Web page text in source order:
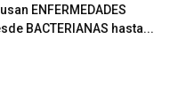
ENFERMEDADES
BACTERIANAS hasta...